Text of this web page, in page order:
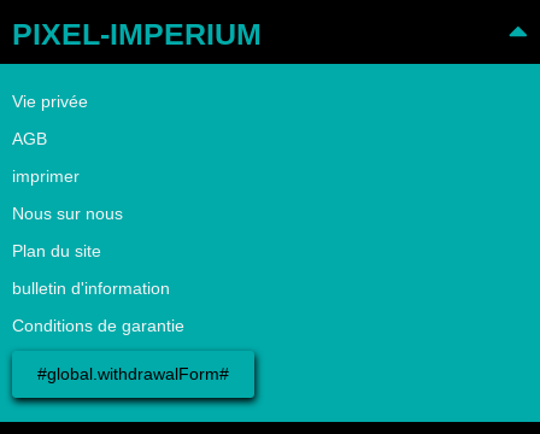
PIXEL-IMPERIUM
Vie privée
AGB
imprimer
Nous sur nous
Plan du site
bulletin d'information
Conditions de garantie
#global.withdrawalForm#